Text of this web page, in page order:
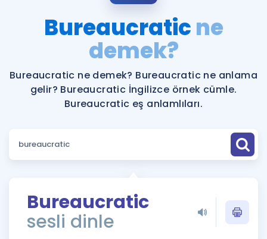
Şifremi Hatırlamıyorum
Katılımcı Görüşleri
Faydalı Araçlar
Ücretsiz Kaynaklar
ÖSYM Sınav Takvimi
Kampanyalar
İngilizce Gramer
Bureaucraticne
demek?
Bureaucratic ne demek? Bureaucratic ne anlama
gelir? Bureaucratic İngilizce örnek cümle.
Bureaucratic eş anlamlıları.
Bureaucratic
sesli dinle